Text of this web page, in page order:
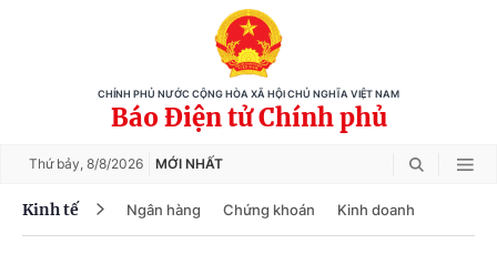
CHÍNH PHỦ NƯỚC CỘNG HÒA XÃ HỘI CHỦ NGHĨA VIỆT NAM
Báo Điện tử Chính phủ
Thứ bảy, 8/8/2026 MỚI NHẤT
Kinh tế Ngân hàng Chứng khoán Kinh doanh